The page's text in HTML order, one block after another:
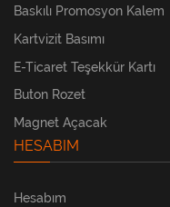
Baskılı Promosyon Kalem
Kartvizit Basımı
E-Ticaret Teşekkür Kartı
Buton Rozet
Magnet Açacak
HESABIM
Hesabım